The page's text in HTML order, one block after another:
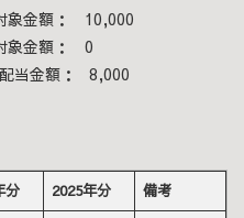
象金額： 10,000
象金額： 0
当金額： 8,000
分 2025年分
備考